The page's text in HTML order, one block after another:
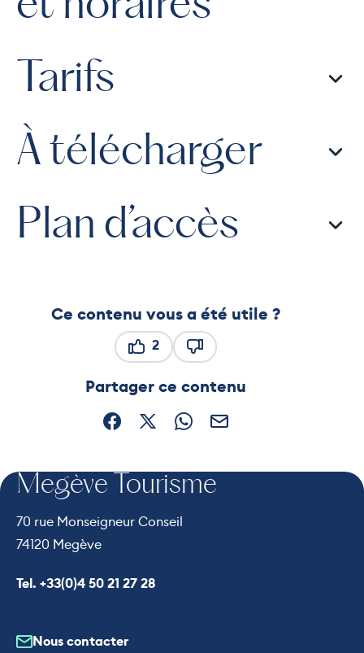
Tarifs
À télécharger
Plan d’accès
Ce contenu vous a été utile ?
2
Partager ce contenu
Partager sur Facebook (nouvelle fenêtre)
Partager sur X / Twitter (nouvelle
Partager sur WhatsApp
Partager par mail
Megève Tourisme
70 rue Monseigneur Conseil
74120 Megève
Appeler le
Tel. +33(0)4 50 21 27 28
Nous contacter